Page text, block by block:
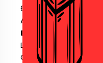
60 jaar
Amika
Ballonnen
Blauwe piraat
Cars